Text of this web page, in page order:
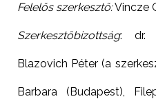
Felelős szerkesztő:Vincze
Szerkesztőbizottság: dr.
Blazovich Péter (a
Barbara (Budapest),